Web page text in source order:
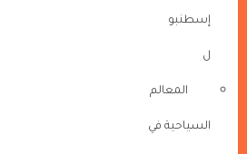
إسطنبو
ل
المعالم
السياحية في